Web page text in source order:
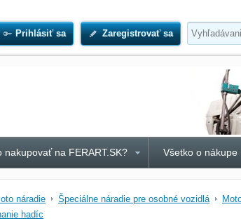
Prihlásiť sa Zaregistrovať sa
nakupovať na FERART.SK? Všetko o nákupe
náradie Špeciálne náradie pre osobné vozidlá
hadíc